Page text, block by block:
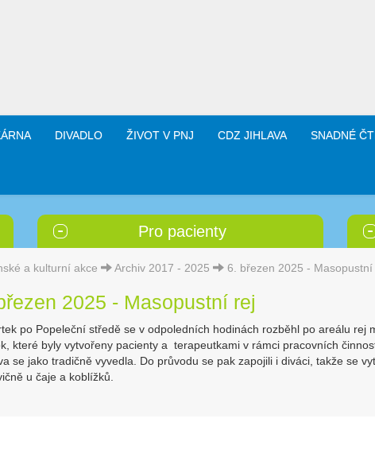
DIVADLO ŽIVOT V PNJ CDZ JIHLAVA SNADNÉ
Pro pacienty
a kulturní akce Archiv 2017 - 2025 6. březen 2025 - Masopustní
2025 - Masopustní rej
po Popeleční středě se v odpoledních hodinách rozběhl po areálu rej
které byly vytvořeny pacienty a terapeutkami v rámci pracovních
se jako tradičně vyvedla. Do průvodu se pak zapojili i diváci, takže se
u čaje a koblížků.